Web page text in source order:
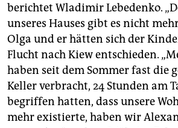
berichtet Wladimir Lebedenko.
unseres Hauses gibt es nicht
Olga und er hätten sich der
Flucht nach Kiew entschieden.
haben seit dem Sommer fast die
Keller verbracht, 24 Stunden am
begriffen hatten, dass unsere
mehr existierte, haben wir